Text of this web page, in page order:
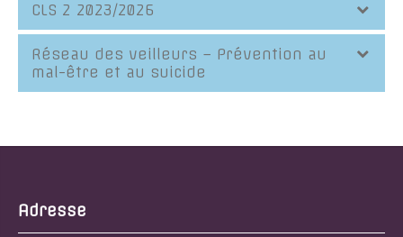
CLS 2 2023/2026
Réseau des veilleurs – Prévention au
mal-être et au suicide
Adresse